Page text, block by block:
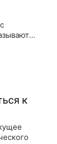
к